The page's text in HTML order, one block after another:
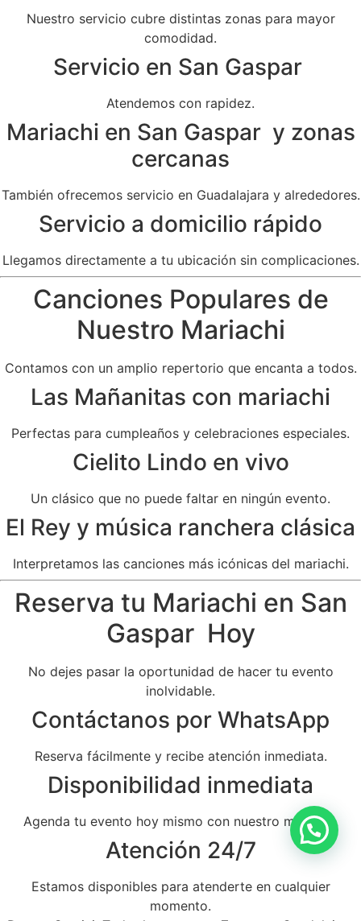
Nuestro servicio cubre distintas zonas para mayor
comodidad.
Servicio en San Gaspar
Atendemos con rapidez.
Mariachi en San Gaspar y zonas
cercanas
También ofrecemos servicio en Guadalajara y alrededores.
Servicio a domicilio rápido
Llegamos directamente a tu ubicación sin complicaciones.
Canciones Populares de
Nuestro Mariachi
Contamos con un amplio repertorio que encanta a todos.
Las Mañanitas con mariachi
Perfectas para cumpleaños y celebraciones especiales.
Cielito Lindo en vivo
Un clásico que no puede faltar en ningún evento.
El Rey y música ranchera clásica
Interpretamos las canciones más icónicas del mariachi.
Reserva tu Mariachi en San
Gaspar Hoy
No dejes pasar la oportunidad de hacer tu evento
inolvidable.
Contáctanos por WhatsApp
Reserva fácilmente y recibe atención inmediata.
Disponibilidad inmediata
Agenda tu evento hoy mismo con nuestro mariachi.
Atención 24/7
Estamos disponibles para atenderte en cualquier
momento.